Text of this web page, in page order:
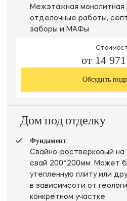
Межэтажная монолитная
отделочные работы,
заборы и МАФы
от 14
Обсудить
Дом под отделку
Фундамент
Свайно-ростверковый
свай 200*200мм. Может
утепленную плиту или
в зависимсоти от
конкретном участке